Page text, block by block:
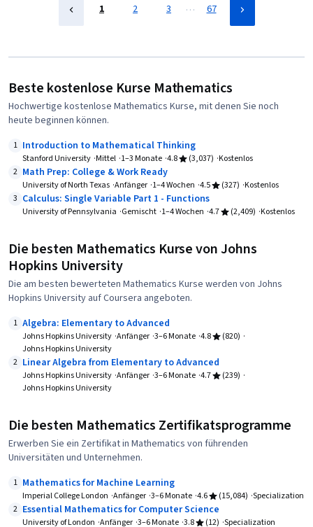
1 2 3 … 67
Beste kostenlose Kurse Mathematics
Hochwertige kostenlose Mathematics Kurse, mit denen Sie noch
heute beginnen können.
1 Introduction to Mathematical Thinking
Stanford University Mittel 1–3 Monate 4.8 (3,037) Kostenlos
2 Math Prep: College & Work Ready
University of North Texas Anfänger 1–4 Wochen 4.5 (327) Kostenlos
3 Calculus: Single Variable Part 1 - Functions
University of Pennsylvania Gemischt 1–4 Wochen 4.7 (2,409) Kostenlos
Die besten Mathematics Kurse von Johns
Hopkins University
Die am besten bewerteten Mathematics Kurse werden von Johns
Hopkins University auf Coursera angeboten.
1 Algebra: Elementary to Advanced
Johns Hopkins University Anfänger 3–6 Monate 4.8
(820)
Johns Hopkins University
2 Linear Algebra from Elementary to Advanced
Johns Hopkins University Anfänger 3–6 Monate 4.7
(239)
Johns Hopkins University
Die besten Mathematics Zertifikatsprogramme
Erwerben Sie ein Zertifikat in Mathematics von führenden
Universitäten und Unternehmen.
1 Mathematics for Machine Learning
Imperial College London Anfänger 3–6 Monate 4.6 (15,084) Specialization
2 Essential Mathematics for Computer Science
University of London Anfänger 3–6 Monate 3.8 (12) Specialization